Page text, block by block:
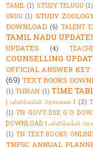
TAMIL (1) STUDY TELUGU (1)
URDU (1) STUDY
DOWNLOAD (6) TALENT
TAMIL NADU
UPDATES
(4)
COUNSELLING
OFFICIAL ANSWER KEY
(69) TEXT BOOKS
(1) THIRAN (1) TIME
| பள்ளிக்கல்வி அரசாணை 1 (2)
(1) TN GOVT DSE G.O
DOWNLOAD | பள்ளிக்கல்வி
(1) TN TEXT BOOKS ONLINE
TNPSC ANNUAL